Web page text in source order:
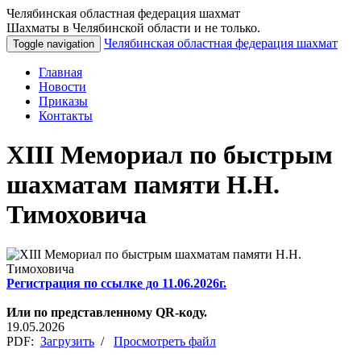
Челябинская областная федерация шахмат
Шахматы в Челябинской области и не только.
Toggle navigation Челябинская областная федерация шахмат
Главная
Новости
Приказы
Контакты
XIII Мемориал по быстрым
шахматам памяти Н.Н.
Тимоховича
Регистрация по ссылке до 11.06.2026г.
Или по представленному QR-коду.
19.05.2026
PDF: Загрузить / Просмотреть файл